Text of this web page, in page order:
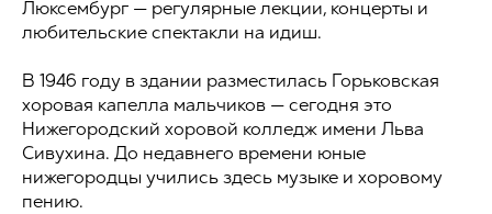
Люксембург — регулярные лекции, концерты и
любительские спектакли на идиш.
В 1946 году в здании разместилась Горьковская
хоровая капелла мальчиков — сегодня это
Нижегородский хоровой колледж имени Льва
Сивухина. До недавнего времени юные
нижегородцы учились здесь музыке и хоровому
пению.